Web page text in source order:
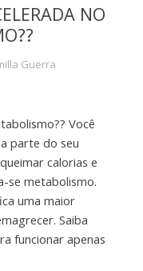
NO
Guerra
Você
parte do seu
calorias e
se metabolismo.
uma maior
Saiba
funcionar apenas